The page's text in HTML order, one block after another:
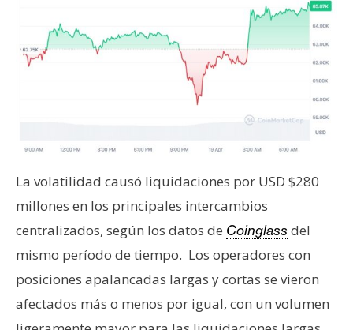
C
t
o
P
u
b
l
i
c
La volatilidad causó liquidaciones por USD $280
millones en los principales intercambios
centralizados, según los datos de Coinglass del
mismo período de tiempo. Los operadores con
posiciones apalancadas largas y cortas se vieron
afectados más o menos por igual, con un volumen